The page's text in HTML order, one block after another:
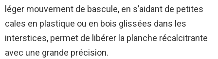
léger mouvement de bascule, en s’aidant de petites
cales en plastique ou en bois glissées dans les
interstices, permet de libérer la planche récalcitrante
avec une grande précision.